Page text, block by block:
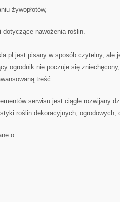
żywopłotów,
dotyczące nawożenia roślin.
jest pisany w sposób czytelny, ale
ogrodnik nie poczuje się
treść.
serwisu jest ciągle rozwijany
roślin dekoracyjnych, ogrodowych,
o: